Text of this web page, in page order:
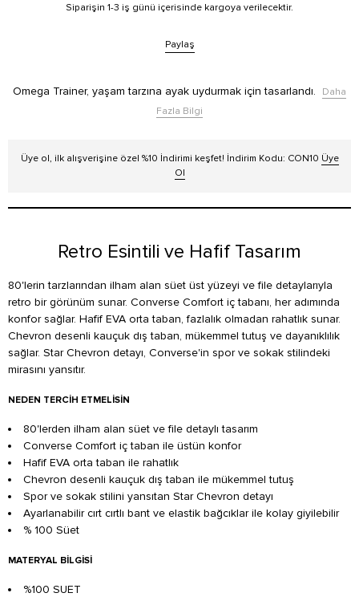
Siparişin 1-3 iş günü içerisinde kargoya verilecektir.
Paylaş
Omega Trainer, yaşam tarzına ayak uydurmak için tasarlandı.
Daha
Fazla Bilgi
Üye ol, ilk alışverişine özel %10 İndirimi keşfet! İndirim Kodu: CON10 Üye
Ol
Retro Esintili ve Hafif Tasarım
80'lerin tarzlarından ilham alan süet üst yüzeyi ve file detaylarıyla
retro bir görünüm sunar. Converse Comfort iç tabanı, her adımında
konfor sağlar. Hafif EVA orta taban, fazlalık olmadan rahatlık sunar.
Chevron desenli kauçuk dış taban, mükemmel tutuş ve dayanıklılık
sağlar. Star Chevron detayı, Converse'in spor ve sokak stilindeki
mirasını yansıtır.
NEDEN TERCIH ETMELISIN
80'lerden ilham alan süet ve file detaylı tasarım
Converse Comfort iç taban ile üstün konfor
Hafif EVA orta taban ile rahatlık
Chevron desenli kauçuk dış taban ile mükemmel tutuş
Spor ve sokak stilini yansıtan Star Chevron detayı
Ayarlanabilir cırt cırtlı bant ve elastik bağcıklar ile kolay giyilebilir
% 100 Süet
MATERYAL BILGISI
%100 SUET